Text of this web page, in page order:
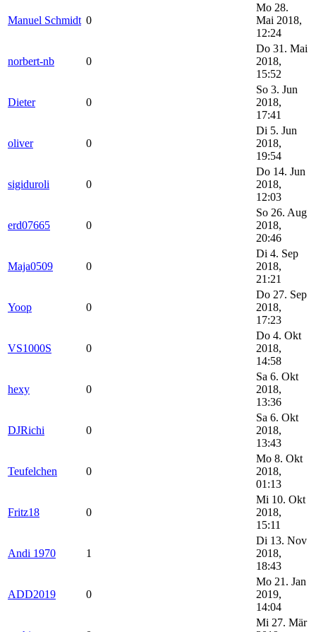
Manuel Schmidt 0
Mo 28.
Mai 2018,
12:24
norbert-nb 0
Do 31. Mai
2018,
15:52
Dieter 0
So 3. Jun
2018,
17:41
oliver 0
Di 5. Jun
2018,
19:54
sigiduroli 0
Do 14. Jun
2018,
12:03
erd07665 0
So 26. Aug
2018,
20:46
Maja0509 0
Di 4. Sep
2018,
21:21
Yoop 0
Do 27. Sep
2018,
17:23
VS1000S 0
Do 4. Okt
2018,
14:58
hexy 0
Sa 6. Okt
2018,
13:36
DJRichi 0
Sa 6. Okt
2018,
13:43
Teufelchen 0
Mo 8. Okt
2018,
01:13
Fritz18 0
Mi 10. Okt
2018,
15:11
Andi 1970 1
Di 13. Nov
2018,
18:43
ADD2019 0
Mo 21. Jan
2019,
14:04
Mi 27. Mär